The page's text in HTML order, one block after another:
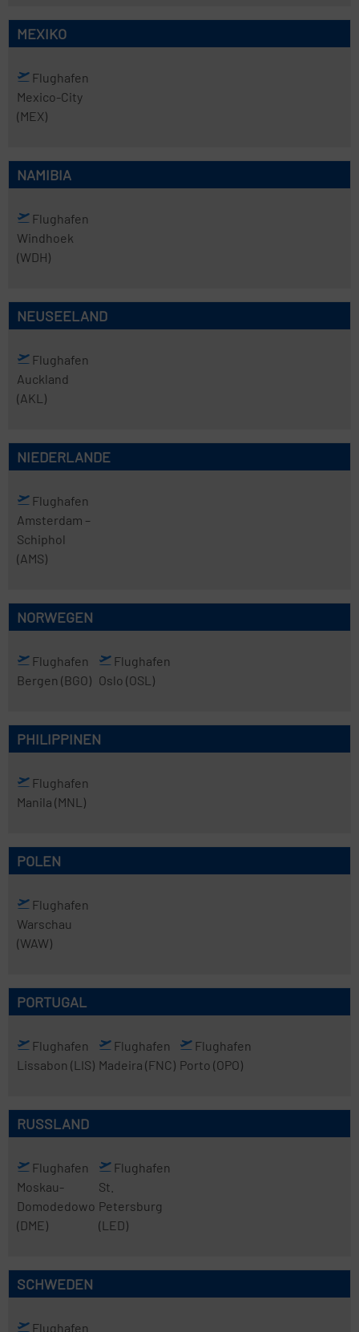
MEXIKO
Flughafen
Mexico-City
(MEX)
NAMIBIA
Flughafen
Windhoek
(WDH)
NEUSEELAND
Flughafen
Auckland
(AKL)
NIEDERLANDE
Flughafen
Amsterdam –
Schiphol
(AMS)
NORWEGEN
Flughafen
Bergen (BGO)
Flughafen
Oslo (OSL)
PHILIPPINEN
Flughafen
Manila (MNL)
POLEN
Flughafen
Warschau
(WAW)
PORTUGAL
Flughafen
Lissabon (LIS)
Flughafen
Madeira (FNC)
Flughafen
Porto (OPO)
RUSSLAND
Flughafen
Moskau-
Domodedowo
(DME)
Flughafen
St.
Petersburg
(LED)
SCHWEDEN
Flughafen